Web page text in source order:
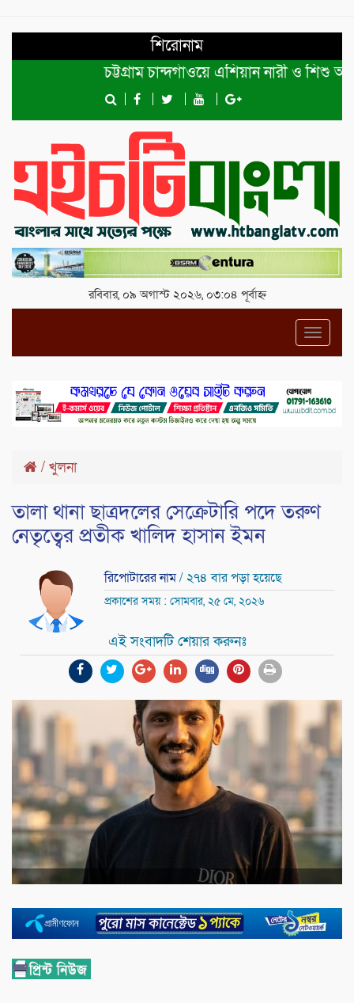
শিরোনাম
চট্টগ্রাম চান্দগাঁওয়ে এশিয়ান নারী ও শিশু
রবিবার, ০৯ অগাস্ট ২০২৬, ০৩:০৪ পূর্বাহ্ন
/ খুলনা
তালা থানা ছাত্রদলের সেক্রেটারি পদে তরুণ
নেতৃত্বের প্রতীক খালিদ হাসান ইমন
রিপোটারের নাম/ ২৭৪ বার পড়া হয়েছে
প্রকাশের সময় : সোমবার, ২৫ মে, ২০২৬
এই সংবাদটি শেয়ার করুনঃ